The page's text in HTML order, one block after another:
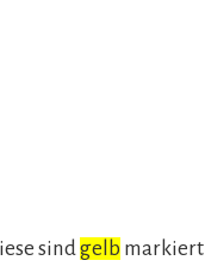
sindgelb markiert